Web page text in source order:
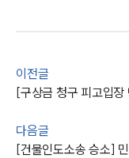
이전글
다음글